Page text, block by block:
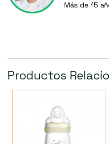
Más de 15
Productos